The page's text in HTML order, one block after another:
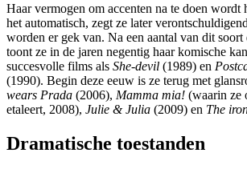
Haar ­vermogen om accenten na te doen wordt
het automatisch, zegt ze later
worden er gek van. Na een aantal van dit soort
toont ze in de jaren negentig haar komische
succesvolle films als She-devil (1989) en
(1990). Begin deze eeuw is ze terug met
wears Prada (2006), Mamma mia! (waarin ze
etaleert, 2008), Julie & Julia (2009) en The
Dramatische toestanden